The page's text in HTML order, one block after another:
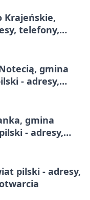
Krajeńskie,
telefony,
gmina
- adresy,
gmina
- adresy,
pilski - adresy,